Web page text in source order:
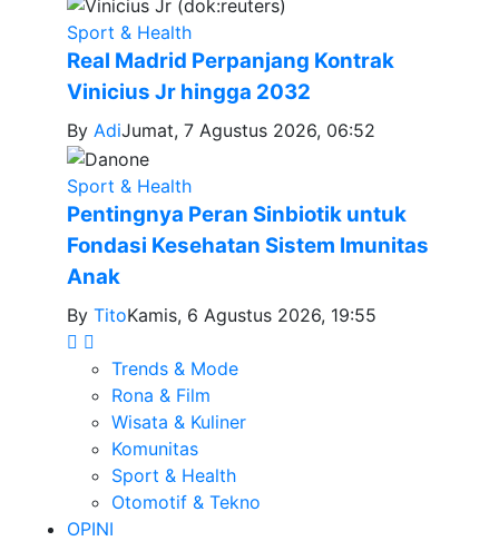
Sport & Health
Real Madrid Perpanjang Kontrak
Vinicius Jr hingga 2032
By AdiJumat, 7 Agustus 2026, 06:52
Sport & Health
Pentingnya Peran Sinbiotik untuk
Fondasi Kesehatan Sistem Imunitas
Anak
By TitoKamis, 6 Agustus 2026, 19:55
Trends & Mode
Rona & Film
Wisata & Kuliner
Komunitas
Sport & Health
Otomotif & Tekno
OPINI